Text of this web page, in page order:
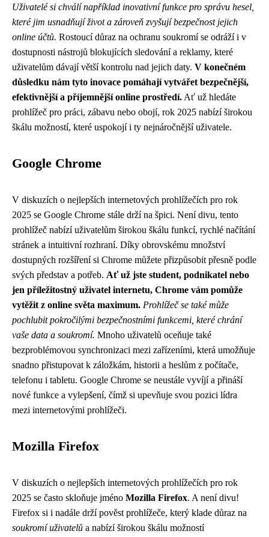
Uživatelé si chválí například inovativní funkce pro správu hesel,
které jim usnadňují život a zároveň zvyšují bezpečnost jejich
online účtů. Rostoucí důraz na ochranu soukromí se odráží i v
dostupnosti nástrojů blokujících sledování a reklamy, které
uživatelům dávají větší kontrolu nad jejich daty. V konečném
důsledku nám tyto inovace pomáhají vytvářet bezpečnější,
efektivnější a příjemnější online prostředí. Ať už hledáte
prohlížeč pro práci, zábavu nebo obojí, rok 2025 nabízí širokou
škálu možností, které uspokojí i ty nejnáročnější uživatele.
Google Chrome
V diskuzích o nejlepších internetových prohlížečích pro rok
2025 se Google Chrome stále drží na špici. Není divu, tento
prohlížeč nabízí uživatelům širokou škálu funkcí, rychlé načítání
stránek a intuitivní rozhraní. Díky obrovskému množství
dostupných rozšíření si Chrome můžete přizpůsobit přesně podle
svých představ a potřeb. Ať už jste student, podnikatel nebo
jen příležitostný uživatel internetu, Chrome vám pomůže
vytěžit z online světa maximum. Prohlížeč se také může
pochlubit pokročilými bezpečnostními funkcemi, které chrání
vaše data a soukromí. Mnoho uživatelů oceňuje také
bezproblémovou synchronizaci mezi zařízeními, která umožňuje
snadno přistupovat k záložkám, historii a heslům z počítače,
telefonu i tabletu. Google Chrome se neustále vyvíjí a přináší
nové funkce a vylepšení, čímž si upevňuje svou pozici lídra
mezi internetovými prohlížeči.
Mozilla Firefox
V diskuzích o nejlepších internetových prohlížečích pro rok
2025 se často skloňuje jméno Mozilla Firefox. A není divu!
Firefox si i nadále drží pověst prohlížeče, který klade důraz na
soukromí uživatelů a nabízí širokou škálu možností